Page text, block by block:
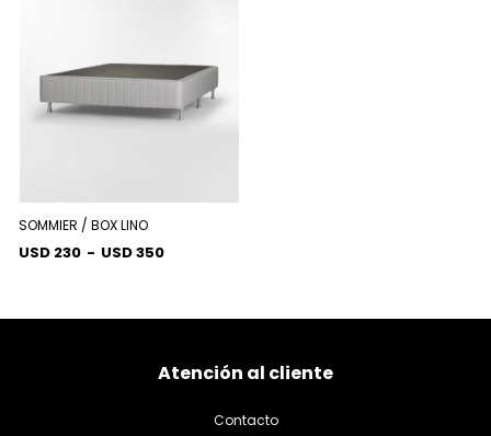
SOMMIER / BOX LINO
USD 230 - USD 350
Atención al cliente
Contacto